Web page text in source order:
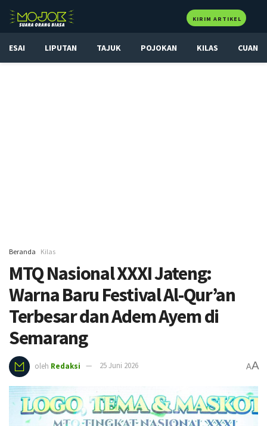
KIRIM ARTIKEL
ESAI LIPUTAN TAJUK POJOKAN KILAS CUAN
Beranda Kilas
MTQ Nasional XXXI Jateng:
Warna Baru Festival Al-Qur’an
Terbesar dan Adem Ayem di
Semarang
oleh Redaksi 25 Juni 2026 AA